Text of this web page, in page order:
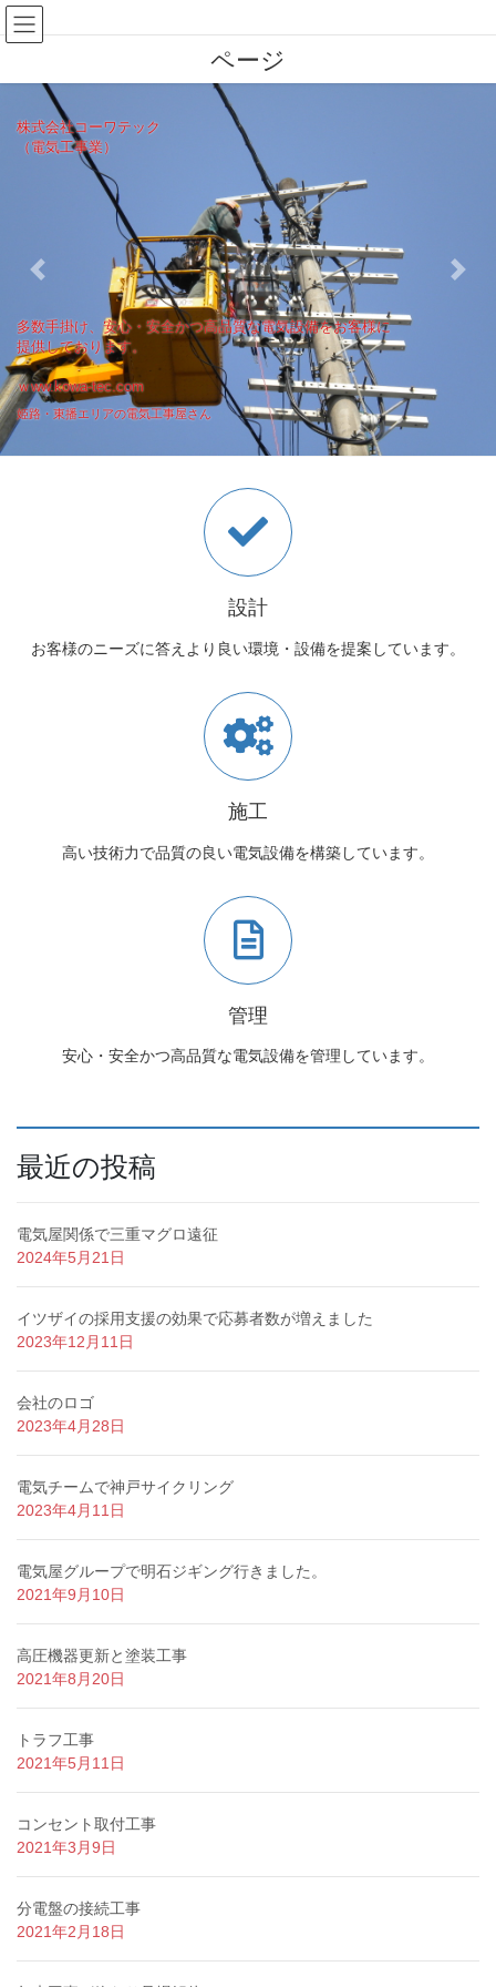
コ
ン
ン
ナ
ビ
ー
ページ
株式会社コーワテック
（電気工事業）
多数手掛け、安心・安全かつ高品質な電気設備をお客様に
提供しております。
ｗww.kowa-tec.com
姫路・東播エリアの電気工事屋さん
Previous Next
設計
お客様のニーズに答えより良い環境・設備を提案しています。
施工
高い技術力で品質の良い電気設備を構築しています。
管理
安心・安全かつ高品質な電気設備を管理しています。
最近の投稿
電気屋関係で三重マグロ遠征
2024年5月21日
イツザイの採用支援の効果で応募者数が増えました
2023年12月11日
会社のロゴ
2023年4月28日
電気チームで神戸サイクリング
2023年4月11日
電気屋グループで明石ジギング行きました。
2021年9月10日
高圧機器更新と塗装工事
2021年8月20日
トラフ工事
2021年5月11日
コンセント取付工事
2021年3月9日
分電盤の接続工事
2021年2月18日